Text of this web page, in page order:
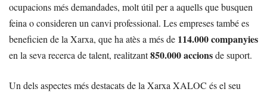
ocupacions més demandades, molt útil per a aquells que busquen
feina o consideren un canvi professional. Les empreses també es
beneficien de la Xarxa, que ha atès a més de 114.000 companyies
en la seva recerca de talent, realitzant850.000 accionsde suport.
Un dels aspectes més destacats de la Xarxa XALOC és el seu